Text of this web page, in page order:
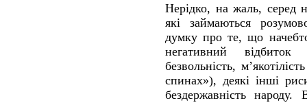
Нерідко, на жаль, серед
які займаються
думку про те, що
негативний відбиток
безвольність,
спинах»), деякі інші
бездержавність народу.